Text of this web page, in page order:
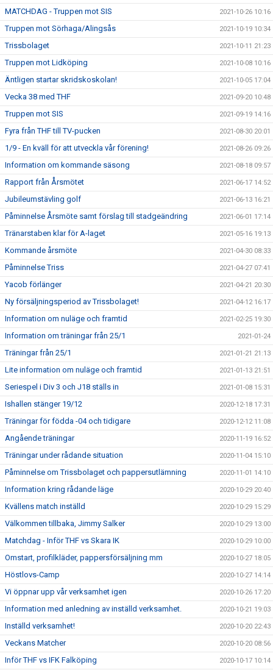
MATCHDAG - Truppen mot SIS 2021-10-26 10:16
Truppen mot Sörhaga/Alingsås 2021-10-19 10:34
Trissbolaget 2021-10-11 21:23
Truppen mot Lidköping 2021-10-08 10:16
Äntligen startar skridskoskolan! 2021-10-05 17:04
Vecka 38 med THF 2021-09-20 10:48
Truppen mot SIS 2021-09-19 14:16
Fyra från THF till TV-pucken 2021-08-30 20:01
1/9 - En kväll för att utveckla vår förening! 2021-08-26 09:26
Information om kommande säsong 2021-08-18 09:57
Rapport från Årsmötet 2021-06-17 14:52
Jubileumstävling golf 2021-06-13 16:21
Påminnelse Årsmöte samt förslag till stadgeändring 2021-06-01 17:14
Tränarstaben klar för A-laget 2021-05-16 19:13
Kommande årsmöte 2021-04-30 08:33
Påminnelse Triss 2021-04-27 07:41
Yacob förlänger 2021-04-21 20:30
Ny försäljningsperiod av Trissbolaget! 2021-04-12 16:17
Information om nuläge och framtid 2021-02-25 19:30
Information om träningar från 25/1 2021-01-24
Träningar från 25/1 2021-01-21 21:13
Lite information om nuläge och framtid 2021-01-13 21:51
Seriespel i Div 3 och J18 ställs in 2021-01-08 15:31
Ishallen stänger 19/12 2020-12-18 17:31
Träningar för födda -04 och tidigare 2020-12-12 11:08
Angående träningar 2020-11-19 16:52
Träningar under rådande situation 2020-11-04 15:10
Påminnelse om Trissbolaget och pappersutlämning 2020-11-01 14:10
Information kring rådande läge 2020-10-29 20:40
Kvällens match inställd 2020-10-29 15:29
Välkommen tillbaka, Jimmy Salker 2020-10-29 13:00
Matchdag - Inför THF vs Skara IK 2020-10-29 10:00
Omstart, profilkläder, pappersförsäljning mm 2020-10-27 18:05
Höstlovs-Camp 2020-10-27 14:14
Vi öppnar upp vår verksamhet igen 2020-10-26 17:20
Information med anledning av inställd verksamhet. 2020-10-21 19:03
Inställd verksamhet! 2020-10-20 22:43
Veckans Matcher 2020-10-20 08:56
Inför THF vs IFK Falköping 2020-10-17 10:14